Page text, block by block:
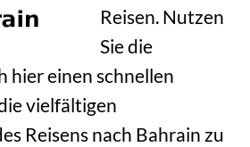
Reisen. Nutzen
Sie die
hier einen schnellen
vielfältigen
Reisens nach Bahrain zu